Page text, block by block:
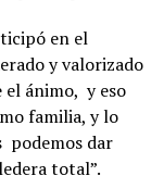
en el
y valorizado
el ánimo, y eso
familia, y lo
podemos dar
total”.